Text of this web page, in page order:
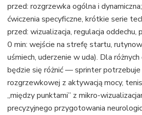
przed: rozgrzewka ogólna i
ćwiczenia specyficzne, krótkie serie
przed: wizualizacja, regulacja oddechu,
0 min: wejście na strefę startu,
uśmiech, uderzenie w uda). Dla
będzie się różnić — sprinter potrzebuje
rozgrzewkowej z aktywacją mocy,
„między punktami” z mikro-
precyzyjnego przygotowania